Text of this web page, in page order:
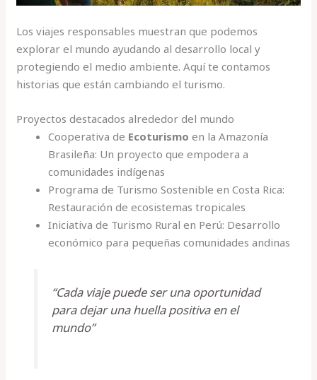
Los viajes responsables muestran que podemos
explorar el mundo ayudando al desarrollo local y
protegiendo el medio ambiente. Aquí te contamos
historias que están cambiando el turismo.
Proyectos destacados alrededor del mundo
Cooperativa de Ecoturismo en la Amazonía
Brasileña: Un proyecto que empodera a
comunidades indígenas
Programa de Turismo Sostenible en Costa Rica:
Restauración de ecosistemas tropicales
Iniciativa de Turismo Rural en Perú: Desarrollo
económico para pequeñas comunidades andinas
“Cada viaje puede ser una oportunidad
para dejar una huella positiva en el
mundo”